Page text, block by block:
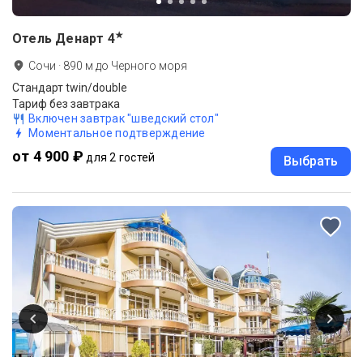
Отель Денарт 4★
Сочи · 890 м до Черного моря
Стандарт twin/double
Тариф без завтрака
Включен завтрак "шведский стол"
Моментальное подтверждение
от 4 900 ₽ для 2 гостей Выбрать